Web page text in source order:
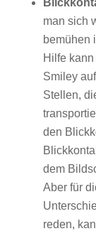
man sich
bemühen
Hilfe
Smiley
Stellen,
den
dem
Aber für
reden,